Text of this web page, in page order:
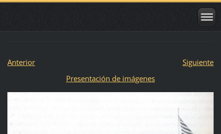
Anterior
Siguiente
Presentación de imágenes